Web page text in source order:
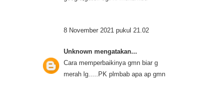
8 November 2021 pukul 21.02
Unknown mengatakan...
Cara memperbaikinya gmn biar g
merah lg.....PK plmbab apa ap gmn